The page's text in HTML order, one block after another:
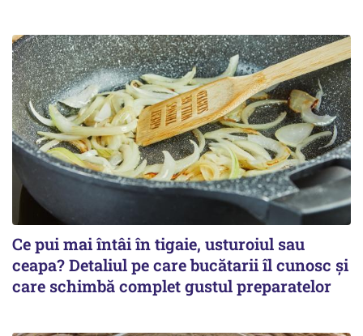
Ce pui mai întâi în tigaie, usturoiul sau
ceapa? Detaliul pe care bucătarii îl cunosc și
care schimbă complet gustul preparatelor